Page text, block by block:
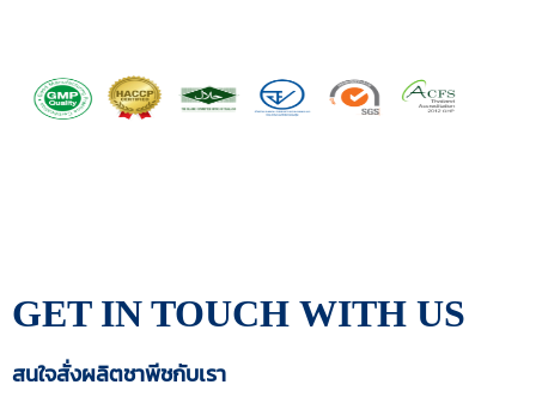
GET IN TOUCH WITH US
สนใจสั่งผลิตชาพีชกับเรา